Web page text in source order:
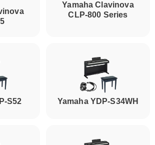
Yamaha Clavinova
CLP-800 Series
S52 Yamaha YDP-S34WH